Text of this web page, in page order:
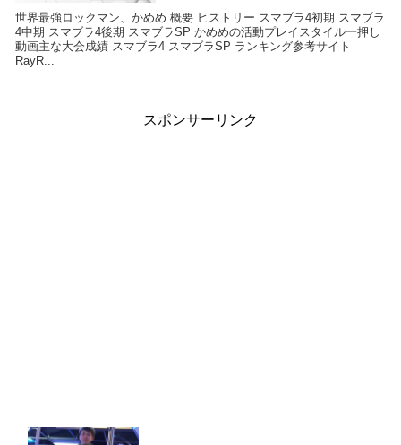
世界最強ロックマン、かめめ 概要 ヒストリー スマブラ4初期 スマブラ
4中期 スマブラ4後期 スマブラSP かめめの活動プレイスタイル一押し
動画主な大会成績 スマブラ4 スマブラSP ランキング参考サイト
RayR...
スポンサーリンク